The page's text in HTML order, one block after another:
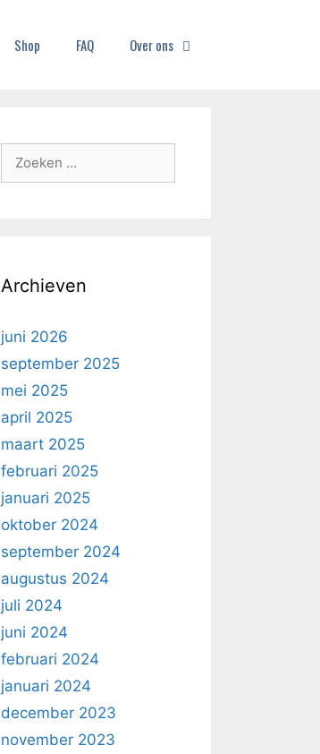
Shop FAQ Over ons
Archieven
juni 2026
september 2025
mei 2025
april 2025
maart 2025
februari 2025
januari 2025
oktober 2024
september 2024
augustus 2024
juli 2024
juni 2024
februari 2024
januari 2024
december 2023
november 2023